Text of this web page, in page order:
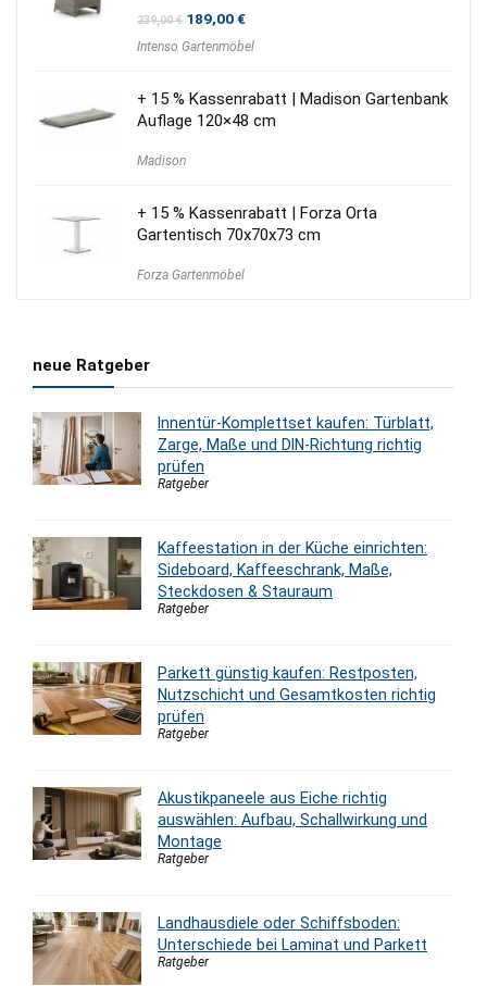
239,00€ Ursprünglicher
war:
189,00€Aktueller
ist:
Intenso Gartenmöbel
+ 15 % Kassenrabatt | Madison Gartenbank
Auflage 120×48 cm
Madison
+ 15 % Kassenrabatt | Forza Orta
Gartentisch 70x70x73 cm
Forza Gartenmöbel
neue Ratgeber
Innentür-Komplettset kaufen: Türblatt,
Zarge, Maße und DIN-Richtung richtig
prüfen
Ratgeber
Kaffeestation in der Küche einrichten:
Sideboard, Kaffeeschrank, Maße,
Steckdosen & Stauraum
Ratgeber
Parkett günstig kaufen: Restposten,
Nutzschicht und Gesamtkosten richtig
prüfen
Ratgeber
Akustikpaneele aus Eiche richtig
auswählen: Aufbau, Schallwirkung und
Montage
Ratgeber
Landhausdiele oder Schiffsboden:
Unterschiede bei Laminat und Parkett
Ratgeber